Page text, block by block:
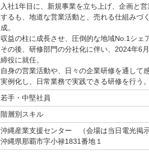
入社1年目に、新規事業を立ち上げ、企画と
するも、地道な営業活動と、売れる仕組みづ
成。
収益の柱に成長させ、圧倒的な地域No.1シェ
その後、研修部門の分社化に伴い、2024年6
締役に就任。
自身の営業活動や、日々の企業研修を通して
実例化し、日常業務で実践できる研修を行う
若手・中堅社員
階層別スキル
沖縄産業支援センター （会場は当日電光掲
沖縄県那覇市字小禄1831番地１